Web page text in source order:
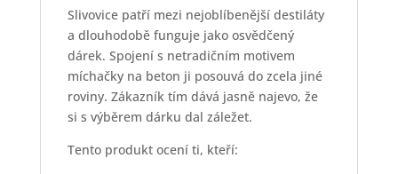
Slivovice patří mezi nejoblíbenější destiláty
a dlouhodobě funguje jako osvědčený
dárek. Spojení s netradičním motivem
míchačky na beton ji posouvá do zcela jiné
roviny. Zákazník tím dává jasně najevo, že
si s výběrem dárku dal záležet.
Tento produkt ocení ti, kteří: